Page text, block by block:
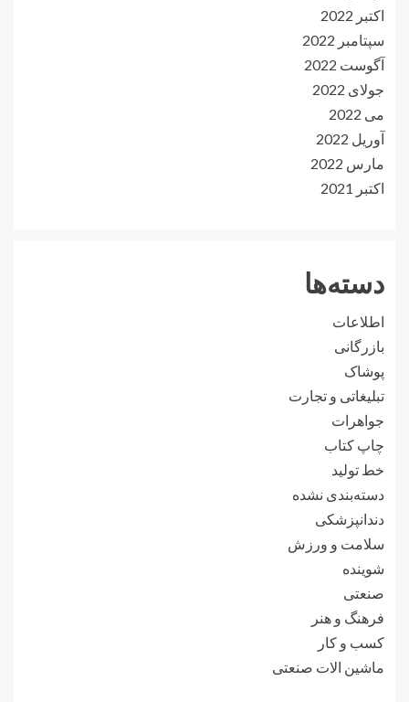
اکتبر 2022
سپتامبر 2022
آگوست 2022
جولای 2022
می 2022
آوریل 2022
مارس 2022
اکتبر 2021
دسته‌ها
اطلاعات
بازرگانی
پوشاک
تبلیغاتی و تجارت
جواهرات
چاپ کتاب
خط تولید
دسته‌بندی نشده
دندانپزشکی
سلامت و ورزش
شوینده
صنعتی
فرهنگ و هنر
کسب و کار
ماشین الات صنعتی